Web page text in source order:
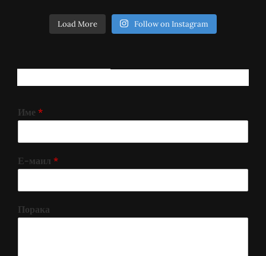
Load More Follow on Instagram
Име *
Е-маил *
Порака